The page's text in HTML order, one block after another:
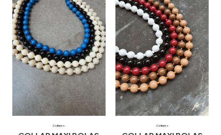
Collares Collares